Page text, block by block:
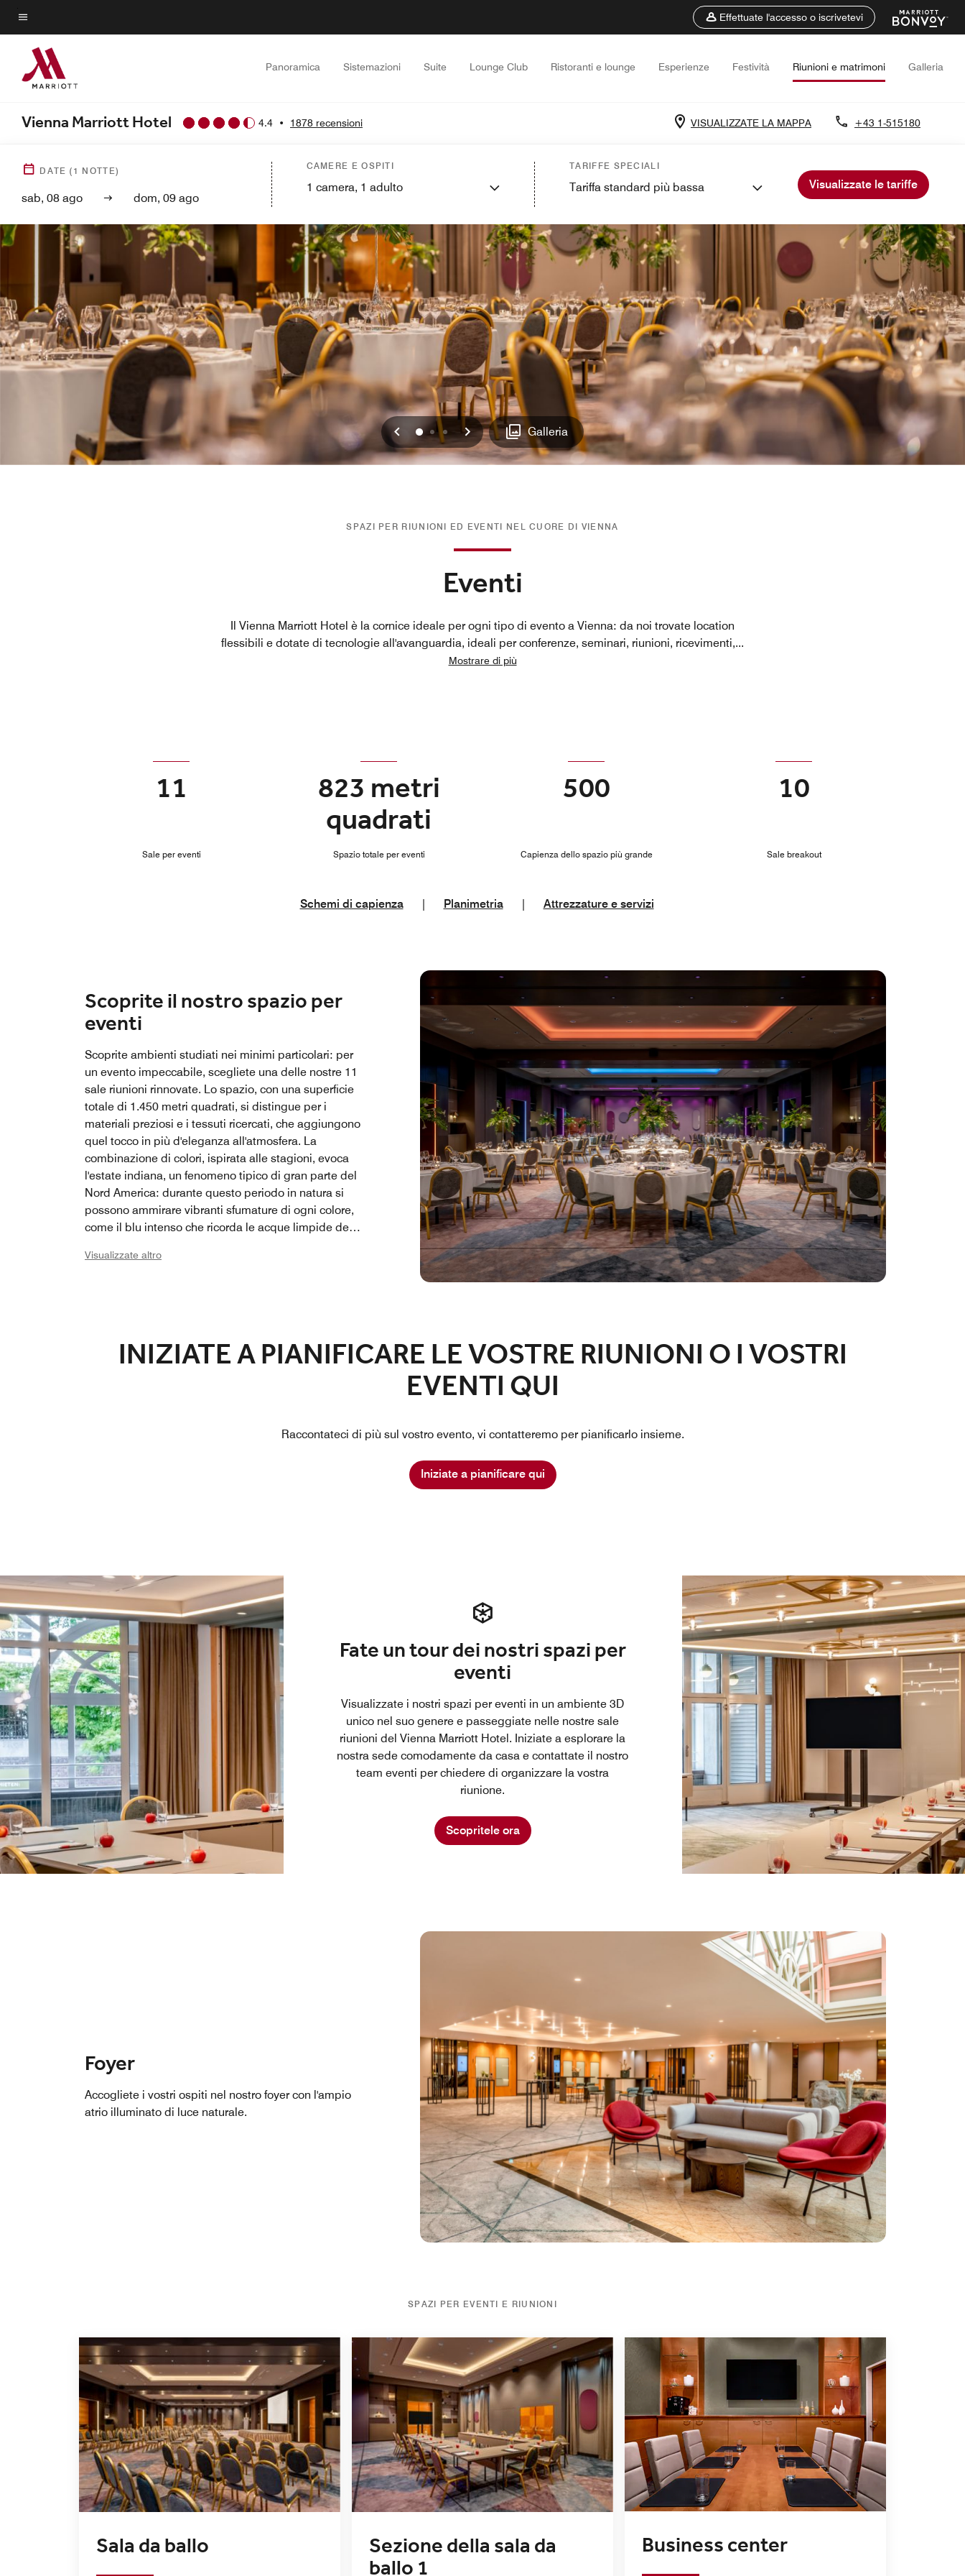
Skip
to
main
content
Testo del menu
Effettuate l'accesso o iscrivetevi
Panoramica Sistemazioni Suite Lounge Club Ristoranti e lounge Esperienze Festività Riunioni e matrimoni Galleria
Vienna Marriott Hotel 4.4 • 1878 recensioni VISUALIZZATE LA MAPPA +43 1-515180
DATE ( 1 NOTTE)
sab, 08 ago dom, 09 ago
CAMERE E OSPITI
1 camera, 1 adulto
TARIFFE SPECIALI
Tariffa standard più bassa Visualizzate le tariffe
Precedente
01 2 Successivo
Galleria
SPAZI PER RIUNIONI ED EVENTI NEL CUORE DI VIENNA
Eventi
Il Vienna Marriott Hotel è la cornice ideale per ogni tipo di evento a Vienna: da noi trovate location
flessibili e dotate di tecnologie all'avanguardia, ideali per conferenze, seminari, riunioni, ricevimenti,...
Mostrare di più
11
Sale per eventi
823 metri
quadrati
Spazio totale per eventi
500
Capienza dello spazio più grande
10
Sale breakout
Schemi di capienza Planimetria Attrezzature e servizi
Scoprite il nostro spazio per
eventi
Scoprite ambienti studiati nei minimi particolari: per
un evento impeccabile, scegliete una delle nostre 11
sale riunioni rinnovate. Lo spazio, con una superficie
totale di 1.450 metri quadrati, si distingue per i
materiali preziosi e i tessuti ricercati, che aggiungono
quel tocco in più d'eleganza all'atmosfera. La
combinazione di colori, ispirata alle stagioni, evoca
l'estate indiana, un fenomeno tipico di gran parte del
Nord America: durante questo periodo in natura si
possono ammirare vibranti sfumature di ogni colore,
come il blu intenso che ricorda le acque limpide del
Visualizzate altro
INIZIATE A PIANIFICARE LE VOSTRE RIUNIONI O I VOSTRI
EVENTI QUI
Raccontateci di più sul vostro evento, vi contatteremo per pianificarlo insieme.
Iniziate a pianificare qui
Fate un tour dei nostri spazi per
eventi
Visualizzate i nostri spazi per eventi in un ambiente 3D
unico nel suo genere e passeggiate nelle nostre sale
riunioni del Vienna Marriott Hotel. Iniziate a esplorare la
nostra sede comodamente da casa e contattate il nostro
team eventi per chiedere di organizzare la vostra
riunione.
Scopritele ora
Foyer
Accogliete i vostri ospiti nel nostro foyer con l'ampio
atrio illuminato di luce naturale.
SPAZI PER EVENTI E RIUNIONI
Sala da ballo Sezione della sala da
ballo 1
Business center